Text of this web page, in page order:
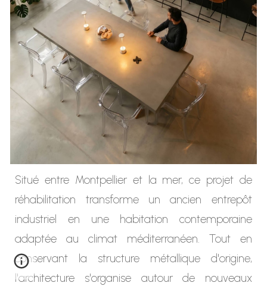
Situé entre Montpellier et la mer, ce projet de
réhabilitation transforme un ancien entrepôt
industriel en une habitation contemporaine
adaptée au climat méditerranéen. Tout en
conservant la structure métallique d'origine,
l'architecture s'organise autour de nouveaux